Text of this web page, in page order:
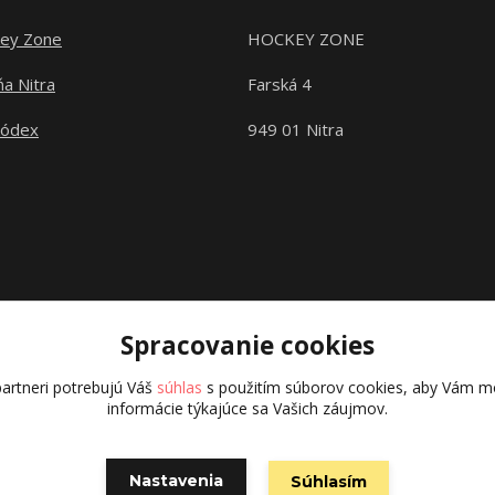
Zone
Nitra
HOCKEY ZONE
Farská 4
949 01 Nitra
Copyright © 2015 hokejexpert.sk
Vytvorené na
Eshop-rychlo.sk
Spracovanie cookies
potrebujú Váš súhlas s použitím súborov cookies, aby Vám
informácie týkajúce sa Vašich záujmov.
Nastavenia Súhlasím